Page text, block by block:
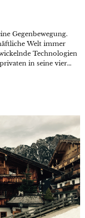
Gegenbewegung.
Welt immer
Technologien
in seine vier...